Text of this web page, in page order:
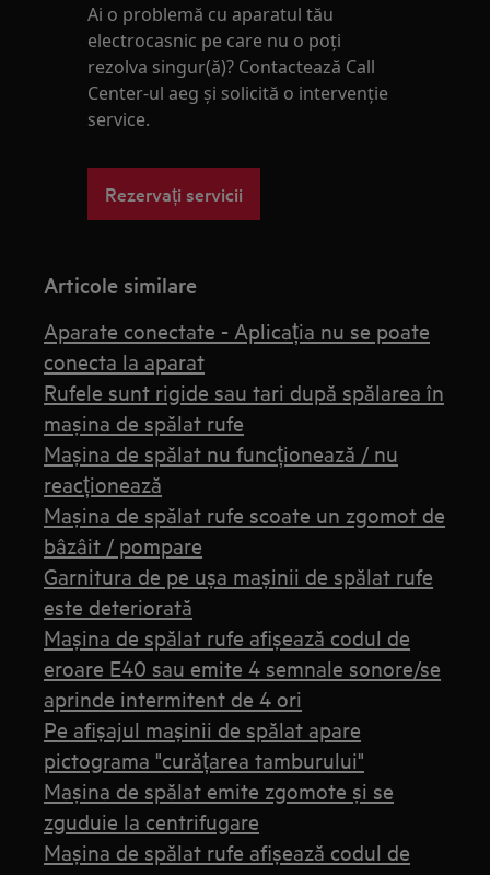
Ai o problemă cu aparatul tău
electrocasnic pe care nu o poţi
rezolva singur(ă)? Contactează Call
Center-ul aeg și solicită o intervenţie
service.
Rezervați servicii
Articole similare
Aparate conectate - Aplicația nu se poate
conecta la aparat
Rufele sunt rigide sau tari după spălarea în
mașina de spălat rufe
Mașina de spălat nu funcționează / nu
reacționează
Mașina de spălat rufe scoate un zgomot de
bâzâit / pompare
Garnitura de pe ușa mașinii de spălat rufe
este deteriorată
Mașina de spălat rufe afișează codul de
eroare E40 sau emite 4 semnale sonore/se
aprinde intermitent de 4 ori
Pe afișajul mașinii de spălat apare
pictograma "curățarea tamburului"
Maşina de spălat emite zgomote şi se
zguduie la centrifugare
Mașina de spălat rufe afișează codul de